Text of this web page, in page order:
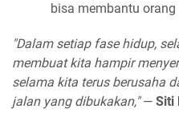
bisa membantu
"Dalam setiap fase hidup,
membuat kita hampir
selama kita terus berusaha
jalan yang dibukakan,"— Siti